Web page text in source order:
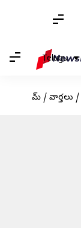
Telugu
హోమ్ / వార్తలు /